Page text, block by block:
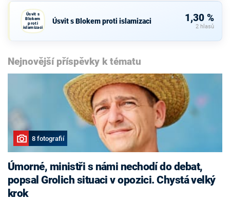
Úsvit s
Blokem
proti
islamizaci
Úsvit s Blokem proti islamizaci 1,30 %
2 hlasů
Nejnovější příspěvky k tématu
8 fotografií
Úmorné, ministři s námi nechodí do debat,
popsal Grolich situaci v opozici. Chystá velký
krok